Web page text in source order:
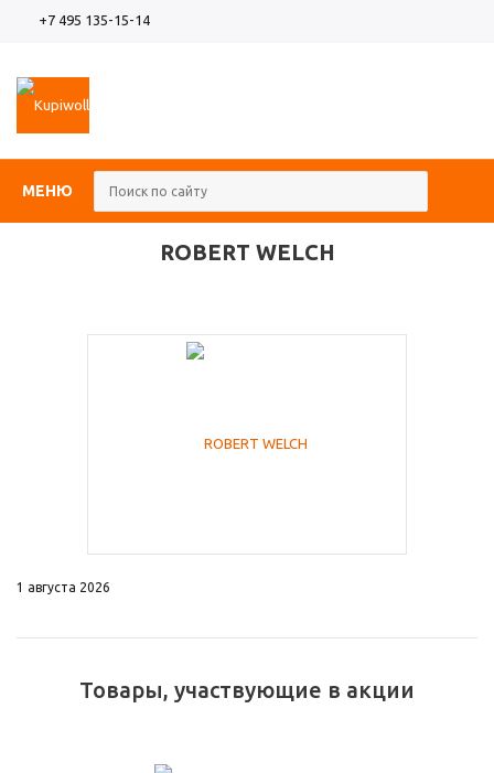
+7 495 135-15-14
МЕНЮ
ROBERT WELCH
1 августа 2026
Товары, участвующие в акции